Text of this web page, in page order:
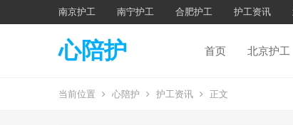
南京护工 南宁护工 合肥护工 护工资讯
心陪护 首页 北京护工
当前位置 心陪护 护工资讯 正文